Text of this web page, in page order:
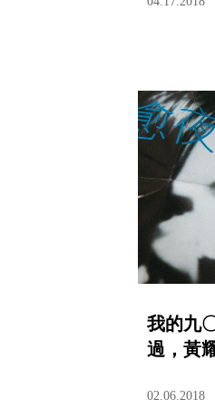
我的九
過，黃
02.06.2018